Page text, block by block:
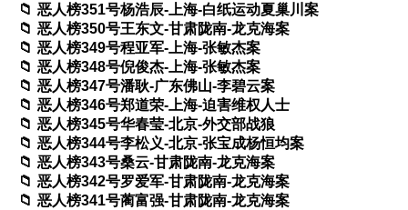
恶人榜351号杨浩辰-上海-白纸运动夏巢川案
恶人榜350号王东文-甘肃陇南-龙克海案
恶人榜349号程亚军-上海-张敏杰案
恶人榜348号倪俊杰-上海-张敏杰案
恶人榜347号潘耿-广东佛山-李碧云案
恶人榜346号郑道荣-上海-迫害维权人士
恶人榜345号华春莹-北京-外交部战狼
恶人榜344号李松义-北京-张宝成杨恒均案
恶人榜343号桑云-甘肃陇南-龙克海案
恶人榜342号罗爱军-甘肃陇南-龙克海案
恶人榜341号蔺富强-甘肃陇南-龙克海案